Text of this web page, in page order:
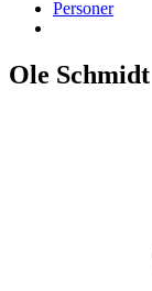
Personer
Ole Schmidt